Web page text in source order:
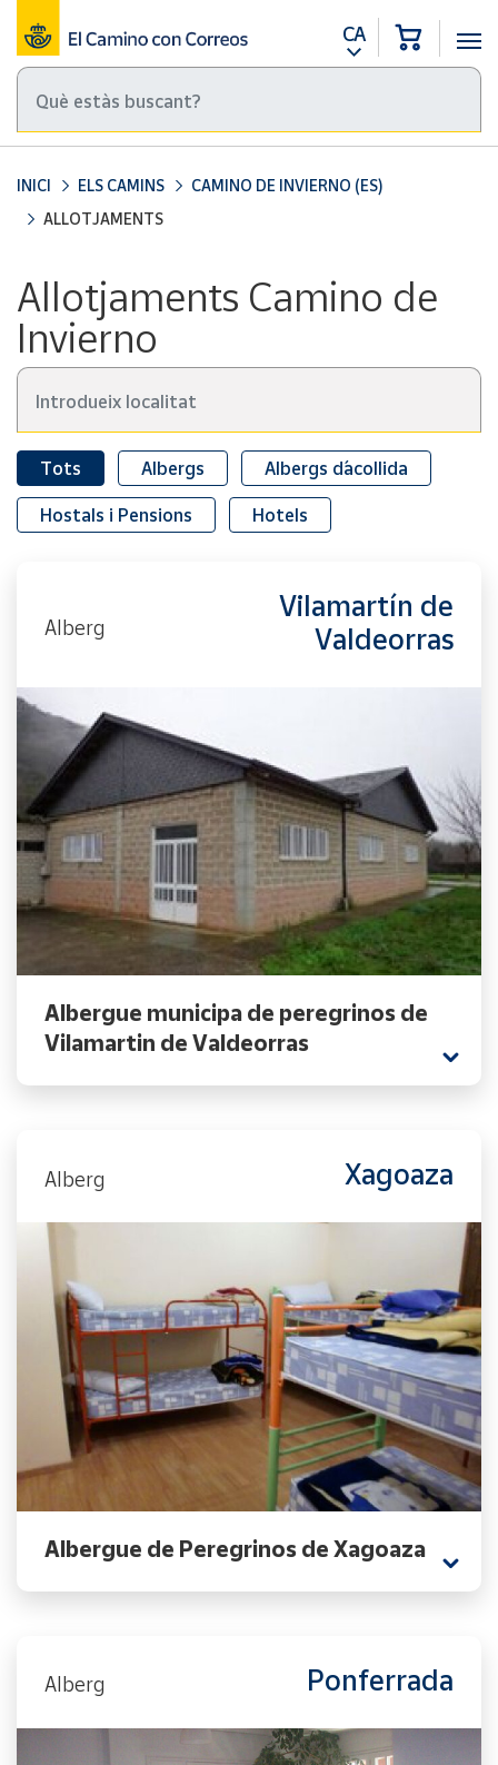
CA
INICI ELS CAMINS CAMINO DE INVIERNO (ES)
ALLOTJAMENTS
Allotjaments Camino de
Invierno
Tots Albergs Albergs d´acollida
Hostals i Pensions Hotels
Alberg
Vilamartín de
Valdeorras
Albergue municipa de peregrinos de
Vilamartin de Valdeorras
Alberg Xagoaza
Albergue de Peregrinos de Xagoaza
Alberg Ponferrada